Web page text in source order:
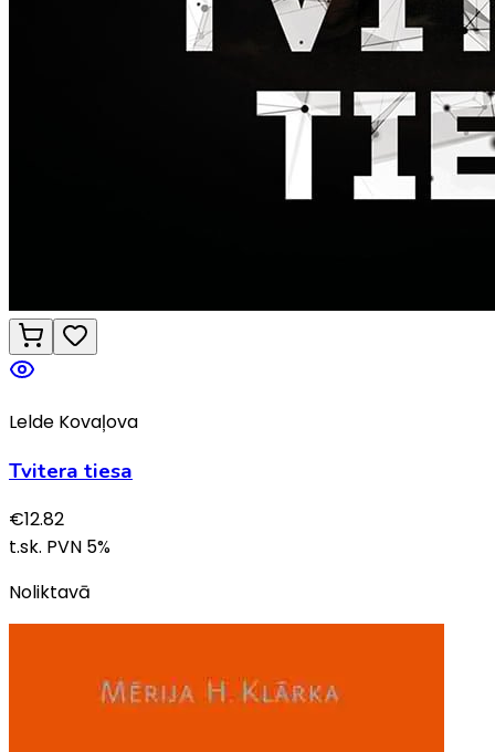
Lelde Kovaļova
Tvitera tiesa
€12.82
t.sk. PVN 5%
Noliktavā